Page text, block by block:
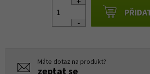
Máte dotaz na produkt?
zeptat se